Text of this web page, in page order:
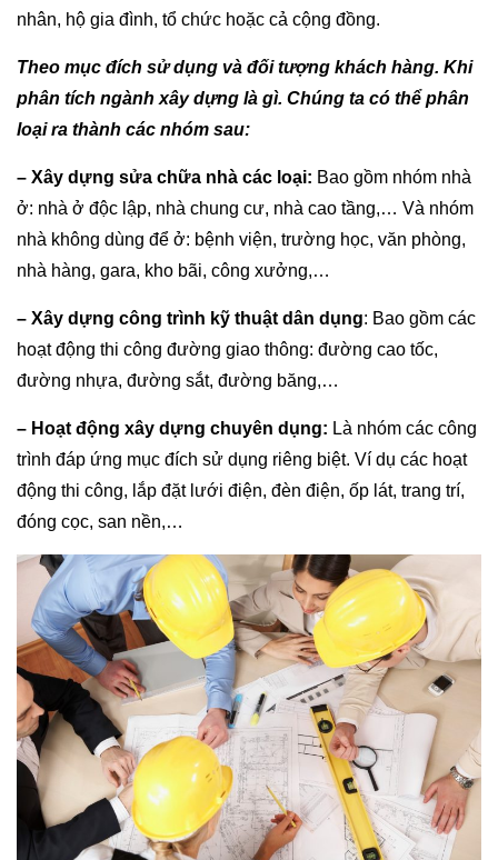
nhân, hộ gia đình, tổ chức hoặc cả cộng đồng.
Theo mục đích sử dụng và đối tượng khách hàng. Khi
phân tích ngành xây dựng là gì. Chúng ta có thể phân
loại ra thành các nhóm sau:
– Xây dựng sửa chữa nhà các loại: Bao gồm nhóm nhà
ở: nhà ở độc lập, nhà chung cư, nhà cao tầng,… Và nhóm
nhà không dùng để ở: bệnh viện, trường học, văn phòng,
nhà hàng, gara, kho bãi, công xưởng,…
– Xây dựng công trình kỹ thuật dân dụng: Bao gồm các
hoạt động thi công đường giao thông: đường cao tốc,
đường nhựa, đường sắt, đường băng,…
– Hoạt động xây dựng chuyên dụng: Là nhóm các công
trình đáp ứng mục đích sử dụng riêng biệt. Ví dụ các hoạt
động thi công, lắp đặt lưới điện, đèn điện, ốp lát, trang trí,
đóng cọc, san nền,…